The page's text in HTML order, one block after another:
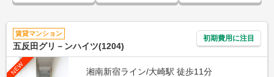
賃貸マンション
五反田グリ－ンハイツ(1204)
初期費用に注目
NEW
湘南新宿ライン/大崎駅 徒歩11分